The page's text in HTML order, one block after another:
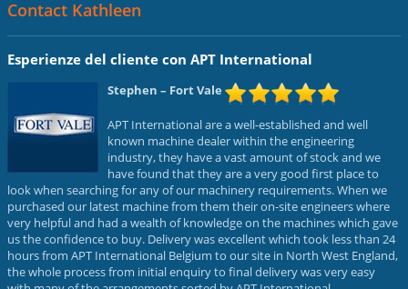
Contact Kathleen
Esperienze del cliente con APT International
Stephen – Fort Vale
APT International are a well-established and well
known machine dealer within the engineering
industry, they have a vast amount of stock and we
have found that they are a very good first place to
look when searching for any of our machinery requirements. When we
purchased our latest machine from them their on-site engineers where
very helpful and had a wealth of knowledge on the machines which gave
us the confidence to buy. Delivery was excellent which took less than 24
hours from APT International Belgium to our site in North West England,
the whole process from initial enquiry to final delivery was very easy